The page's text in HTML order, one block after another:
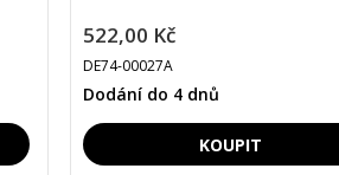
522,00 Kč
DE74-00027A
Dodání do 4 dnů